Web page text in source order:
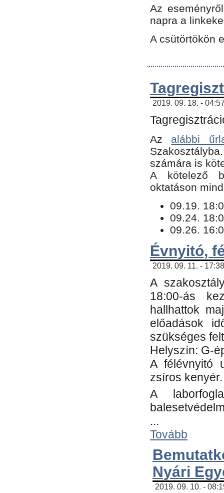
Az
napra a
A csütörtökön
2019. 09. 18. -
Az alábbi
számára is
​A kötelező
oktatáson
09.19.
09.24.
09.26.
Évnyitó,
2019. 09. 11. -
A
18:00-ás
hallhattok
előadások
szükséges
Helyszín: G-
A félévnyitó
zsíros kenyér.
A
...
Tovább
Nyári
2019. 09. 10. -